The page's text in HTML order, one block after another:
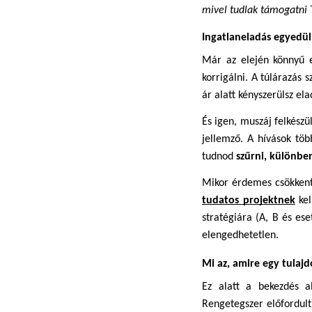
mivel tudlak támogatni
Ingatlaneladás
Már az elején könnyű
korrigálni. A túlárazás
ár alatt kényszerülsz
És igen, muszáj
jellemző. A hívások
tudnod szűrni,
tudatos projektnek
stratégiára (A, B és
elengedhetetlen.
Mi az, amire egy
Ez alatt a bekezdés
Rengetegszer